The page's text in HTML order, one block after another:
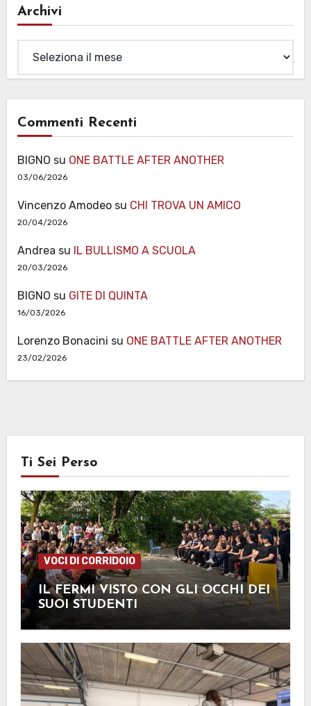
Archivi
Commenti Recenti
BIGNO su ONE BATTLE AFTER ANOTHER
03/06/2026
Vincenzo Amodeosu CHI TROVA UN AMICO
20/04/2026
Andrea su IL BULLISMO A SCUOLA
20/03/2026
BIGNO su GITE DI QUINTA
16/03/2026
Lorenzo Bonacini su ONE BATTLE AFTER ANOTHER
23/02/2026
Ti Sei Perso
VOCI DI CORRIDOIO
IL FERMI VISTO CON GLI OCCHI DEI
SUOI STUDENTI